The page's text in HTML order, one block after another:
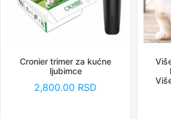
Cronier trimer za kućne
ljubimce
2,800.00 RSD